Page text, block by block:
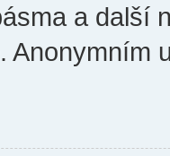
a další
Anonymním